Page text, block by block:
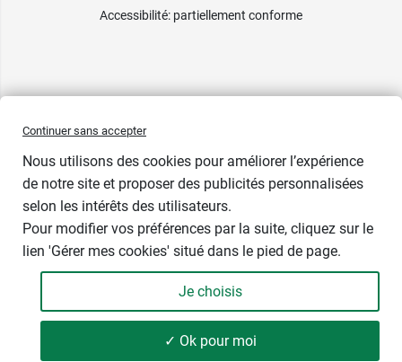
Accessibilité: partiellement conforme
Continuer sans accepter
Nous utilisons des cookies pour améliorer l’expérience
de notre site et proposer des publicités personnalisées
selon les intérêts des utilisateurs.
Pour modifier vos préférences par la suite, cliquez sur le
lien 'Gérer mes cookies' situé dans le pied de page.
Je choisis
✓ Ok pour moi